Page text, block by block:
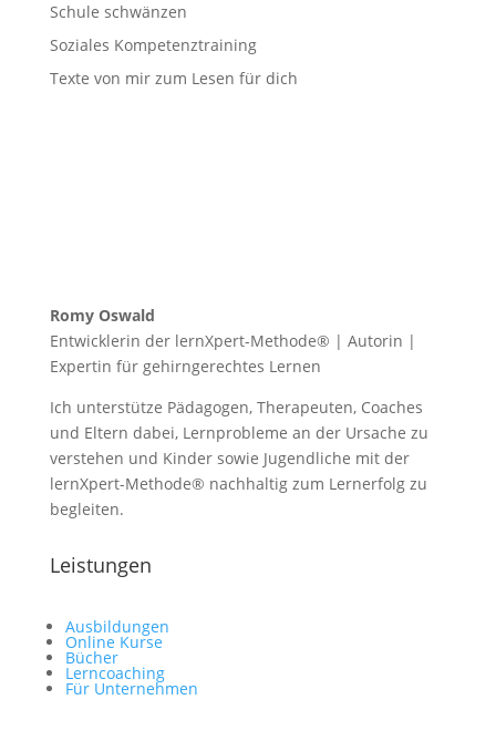
Schule schwänzen
Soziales Kompetenztraining
Texte von mir zum Lesen für dich
Romy Oswald
Entwicklerin der lernXpert-Methode® | Autorin |
Expertin für gehirngerechtes Lernen
Ich unterstütze Pädagogen, Therapeuten, Coaches
und Eltern dabei, Lernprobleme an der Ursache zu
verstehen und Kinder sowie Jugendliche mit der
lernXpert-Methode® nachhaltig zum Lernerfolg zu
begleiten.
Leistungen
Ausbildungen
Online Kurse
Bücher
Lerncoaching
Für Unternehmen